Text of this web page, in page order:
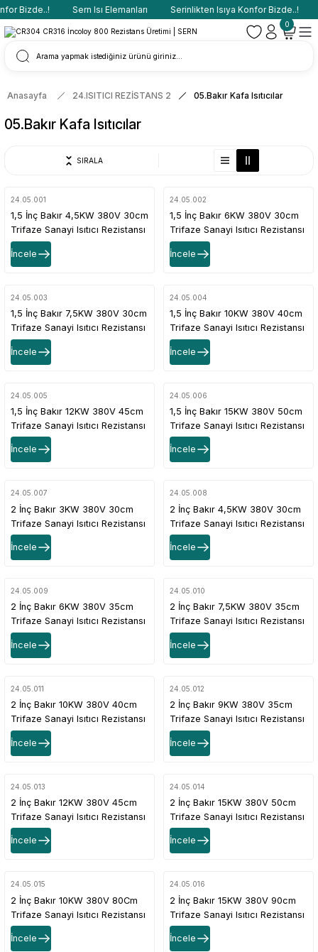
Bizde..! Sern Isı Elemanları Serinlikten Isıya Konfor Bizde..!
0
Anasayfa 24.ISITICI REZİSTANS 2 05.Bakır Kafa Isıtıcılar
05.Bakır Kafa Isıtıcılar
SIRALA
24.05.001
1,5 İnç Bakır 4,5KW 380V 30cm
Trifaze Sanayi Isıtıcı Rezistansı
İncele
24.05.002
1,5 İnç Bakır 6KW 380V 30cm
Trifaze Sanayi Isıtıcı Rezistansı
İncele
24.05.003
1,5 İnç Bakır 7,5KW 380V 30cm
Trifaze Sanayi Isıtıcı Rezistansı
İncele
24.05.004
1,5 İnç Bakır 10KW 380V 40cm
Trifaze Sanayi Isıtıcı Rezistansı
İncele
24.05.005
1,5 İnç Bakır 12KW 380V 45cm
Trifaze Sanayi Isıtıcı Rezistansı
İncele
24.05.006
1,5 İnç Bakır 15KW 380V 50cm
Trifaze Sanayi Isıtıcı Rezistansı
İncele
24.05.007
2 İnç Bakır 3KW 380V 30cm
Trifaze Sanayi Isıtıcı Rezistansı
İncele
24.05.008
2 İnç Bakır 4,5KW 380V 30cm
Trifaze Sanayi Isıtıcı Rezistansı
İncele
24.05.009
2 İnç Bakır 6KW 380V 35cm
Trifaze Sanayi Isıtıcı Rezistansı
İncele
24.05.010
2 İnç Bakır 7,5KW 380V 35cm
Trifaze Sanayi Isıtıcı Rezistansı
İncele
24.05.011
2 İnç Bakır 10KW 380V 40cm
Trifaze Sanayi Isıtıcı Rezistansı
İncele
24.05.012
2 İnç Bakır 9KW 380V 35cm
Trifaze Sanayi Isıtıcı Rezistansı
İncele
24.05.013
2 İnç Bakır 12KW 380V 45cm
Trifaze Sanayi Isıtıcı Rezistansı
İncele
24.05.014
2 İnç Bakır 15KW 380V 50cm
Trifaze Sanayi Isıtıcı Rezistansı
İncele
24.05.015
2 İnç Bakır 10KW 380V 80Cm
Trifaze Sanayi Isıtıcı Rezistansı
İncele
24.05.016
2 İnç Bakır 15KW 380V 90cm
Trifaze Sanayi Isıtıcı Rezistansı
İncele